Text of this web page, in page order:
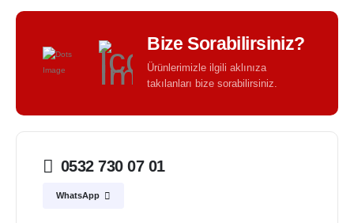
Bize Sorabilirsiniz?
Ürünlerimizle ilgili aklınıza
takılanları bize sorabilirsiniz.
0532 730 07 01
WhatsApp